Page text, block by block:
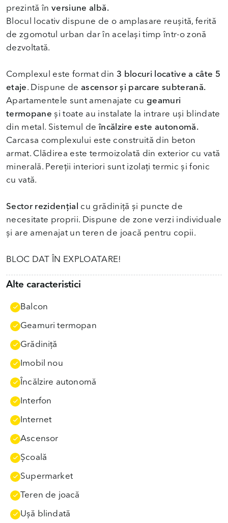
prezintă înversiune albă.
Blocul locativ dispune de o amplasare reușită, ferită
de zgomotul urban dar în același timp într-o zonă
dezvoltată.
Complexul este format din 3 blocuri locative a câte 5
etaje. Dispune de ascensor și parcare subterană.
Apartamentele sunt amenajate cu geamuri
termopane și toate au instalate la intrare uși blindate
din metal. Sistemul deîncălzire este autonomă.
Carcasa complexului este construită din beton
armat. Clădirea este termoizolată din exterior cu vată
minerală. Pereții interiori sunt izolați termic și fonic
cu vată.
Sector rezidențial
cu grădiniță și puncte de
necesitate proprii. Dispune de zone verzi individuale
și are amenajat un teren de joacă pentru copii.
BLOC DAT ÎN EXPLOATARE!
Alte caracteristici
Balcon
Geamuri termopan
Grădiniţă
Imobil nou
Încălzire autonomă
Interfon
Internet
Ascensor
Școală
Supermarket
Teren de joacă
Uşă blindată